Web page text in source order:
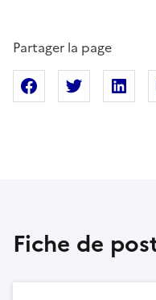
Partager la page
Partager surPartager
Fiche de